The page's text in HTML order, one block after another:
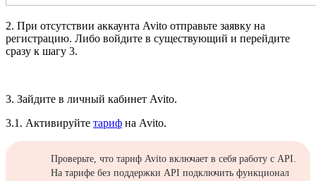
2. При отсутствии аккаунта Avito отправьте заявку на
регистрацию. Либо войдите в существующий и перейдите
сразу к шагу 3.
3. Зайдите в личный кабинет Avito.
3.1. Активируйте тариф на Avito.
Проверьте, что тариф Avito включает в себя работу с API.
На тарифе без поддержки API подключить функционал